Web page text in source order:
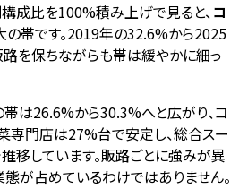
成比を100%積み上げで見ると、コ
の帯です。2019年の32.6%から2025
を保ちながらも帯は緩やかに細っ
帯は26.6%から30.3%へと広がり、コ
専門店は27%台で安定し、総合スー
移しています。販路ごとに強みが異
が占めているわけではありません。